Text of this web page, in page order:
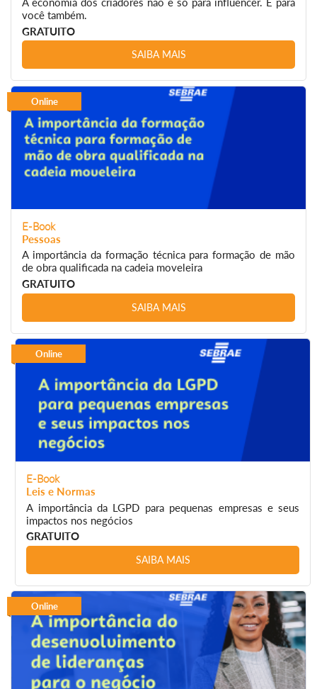
você também.
GRATUITO
SAIBA MAIS
Online
E-Book
Pessoas
A importância da formação técnica para formação de mão
de obra qualificada na cadeia moveleira
GRATUITO
SAIBA MAIS
Online
E-Book
Leis e Normas
A importância da LGPD para pequenas empresas e seus
impactos nos negócios
GRATUITO
SAIBA MAIS
Online